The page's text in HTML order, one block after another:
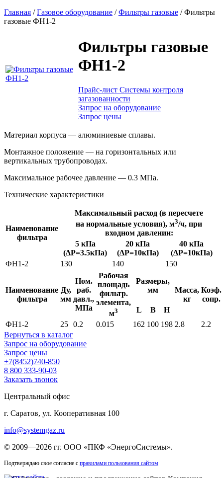
Главная / Газовое оборудование / Фильтры газовые / Фильтры
газовые ФН1-2
Фильтры газовые
ФН1-2
Прайс-лист Системы контроля
загазованности
Запрос на оборудование
Запрос цены
Материал корпуса — алюминиевые сплавы.
Монтажное положение — на горизонтальных или
вертикальных трубопроводах.
Максимальное рабочее давление — 0.3 МПа.
Технические характеристики
Наименование
фильтра
Максимальный расход (в пересчете
на нормальные условия), м3/ч, при
входном давлении:
5 кПа
(ΔР=3.5кПа)
20 кПа
(ΔР=10кПа)
40 кПа
(ΔР=10кПа)
ФН1-2
130 140 150
Наименование
фильтра
Ду,
мм
Ном.
раб.
давл.,
МПа
Рабочая
площадь
фильтр.
элемента,
м3
Размеры,
мм
Масса,
кг
Коэф.
сопр.
L
B
H
ФН1-2
25 0.2 0.015 162 100 198 2.8
2.2
Вернуться в каталог
Запрос на оборудование
Запрос цены
+7(8452)740-850
8 800 333-90-03
Заказать звонок
Центральный офис
г. Саратов, ул. Кооперативная 100
info@systemgaz.ru
© 2009—2026 гг. ООО «ПКФ «ЭнергоСистемы».
Подтверждаю свое согласие с правилами пользования сайтом